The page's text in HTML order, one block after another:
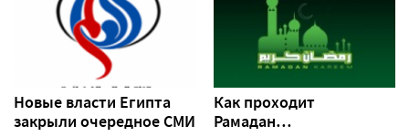
Новые власти Египта
закрыли очередное СМИ
Как проходит
Рамадан…